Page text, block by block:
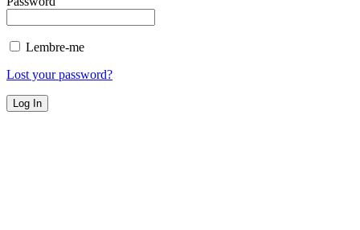
Lembre-me
Lost your password?